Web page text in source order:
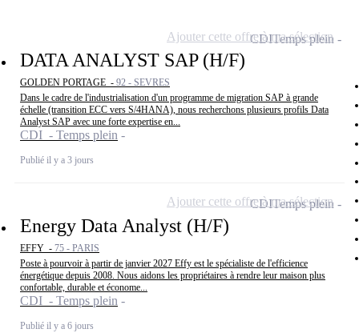
DATA ANALYST SAP (H/F)
GOLDEN PORTAGE - 92 - SEVRES
Dans le cadre de l'industrialisation d'un programme de migration SAP à grande
échelle (transition ECC vers S/4HANA), nous recherchons plusieurs profils Data
Analyst SAP avec une forte expertise en...
CDI - Temps plein
Publié il y a 3 jours
CDITemps plein
Ajouter cette offre à ma sélection
Energy Data Analyst (H/F)
EFFY - 75 - PARIS
Poste à pourvoir à partir de janvier 2027 Effy est le spécialiste de l'efficience
énergétique depuis 2008. Nous aidons les propriétaires à rendre leur maison plus
confortable, durable et économe...
CDI - Temps plein
Publié il y a 6 jours
CDITemps plein
Ajouter cette offre à ma sélection